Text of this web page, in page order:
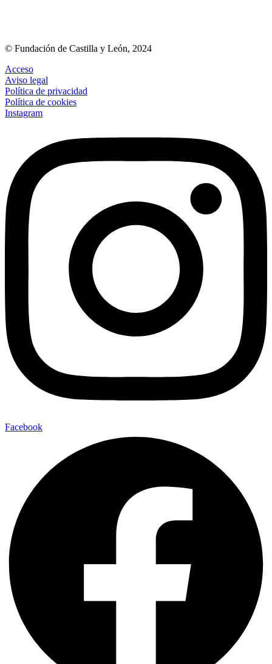
© Fundación de Castilla y León, 2024
Acceso
Aviso legal
Política de privacidad
Política de cookies
Instagram
Facebook